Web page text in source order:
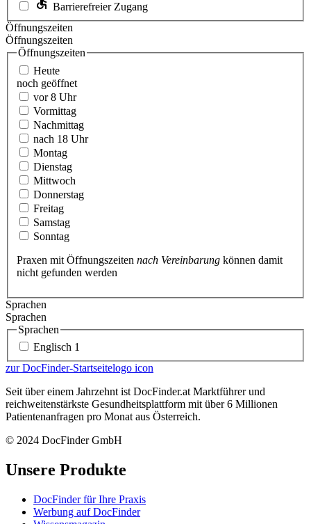
Barrierefreier Zugang
Öffnungszeiten
Öffnungszeiten
Öffnungszeiten
Heute
noch geöffnet
vor 8 Uhr
Vormittag
Nachmittag
nach 18 Uhr
Montag
Dienstag
Mittwoch
Donnerstag
Freitag
Samstag
Sonntag
Praxen mit Öffnungszeiten nach Vereinbarung können damit
nicht gefunden werden
Sprachen
Sprachen
Sprachen
Englisch 1
zur DocFinder-Startseitelogo icon
Seit über einem Jahrzehnt ist DocFinder.at Marktführer und
reichweitenstärkste Gesundheitsplattform mit über 6 Millionen
Patientenanfragen pro Monat aus Österreich.
© 2024 DocFinder GmbH
Unsere Produkte
DocFinder für Ihre Praxis
Werbung auf DocFinder